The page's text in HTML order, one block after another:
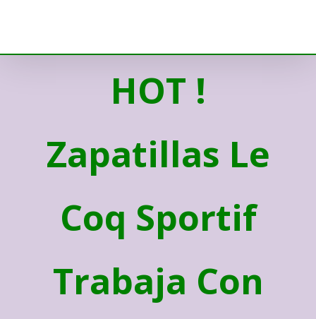
HOT !
Zapatillas Le
Coq Sportif
Trabaja Con